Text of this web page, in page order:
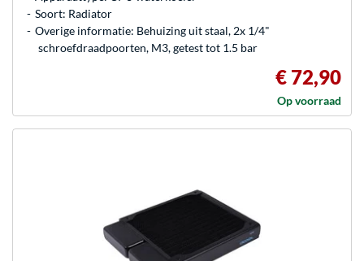
Soort: Radiator
Overige informatie: Behuizing uit staal, 2x 1/4"
schroefdraadpoorten, M3, getest tot 1.5 bar
€ 72,90
Op voorraad